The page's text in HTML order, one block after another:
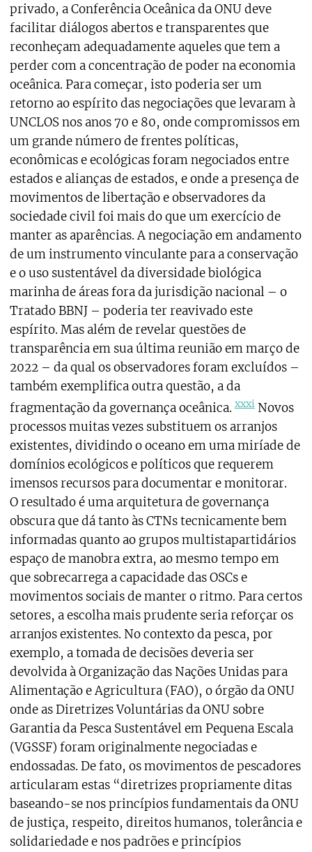
privado, a Conferência Oceânica da ONU deve
facilitar diálogos abertos e transparentes que
reconheçam adequadamente aqueles que tem a
perder com a concentração de poder na economia
oceânica. Para começar, isto poderia ser um
retorno ao espírito das negociações que levaram à
UNCLOS nos anos 70 e 80, onde compromissos em
um grande número de frentes políticas,
econômicas e ecológicas foram negociados entre
estados e alianças de estados, e onde a presença de
movimentos de libertação e observadores da
sociedade civil foi mais do que um exercício de
manter as aparências. A negociação em andamento
de um instrumento vinculante para a conservação
e o uso sustentável da diversidade biológica
marinha de áreas fora da jurisdição nacional – o
Tratado BBNJ – poderia ter reavivado este
espírito. Mas além de revelar questões de
transparência em sua última reunião em março de
2022 – da qual os observadores foram excluídos –
também exemplifica outra questão, a da
fragmentação da governança oceânica. xxxiNovos
processos muitas vezes substituem os arranjos
existentes, dividindo o oceano em uma miríade de
domínios ecológicos e políticos que requerem
imensos recursos para documentar e monitorar.
O resultado é uma arquitetura de governança
obscura que dá tanto às CTNs tecnicamente bem
informadas quanto ao grupos multistapartidários
espaço de manobra extra, ao mesmo tempo em
que sobrecarrega a capacidade das OSCs e
movimentos sociais de manter o ritmo. Para certos
setores, a escolha mais prudente seria reforçar os
arranjos existentes. No contexto da pesca, por
exemplo, a tomada de decisões deveria ser
devolvida à Organização das Nações Unidas para
Alimentação e Agricultura (FAO), o órgão da ONU
onde as Diretrizes Voluntárias da ONU sobre
Garantia da Pesca Sustentável em Pequena Escala
(VGSSF) foram originalmente negociadas e
endossadas. De fato, os movimentos de pescadores
articularam estas “diretrizes propriamente ditas
baseando-se nos princípios fundamentais da ONU
de justiça, respeito, direitos humanos, tolerância e
solidariedade e nos padrões e princípios